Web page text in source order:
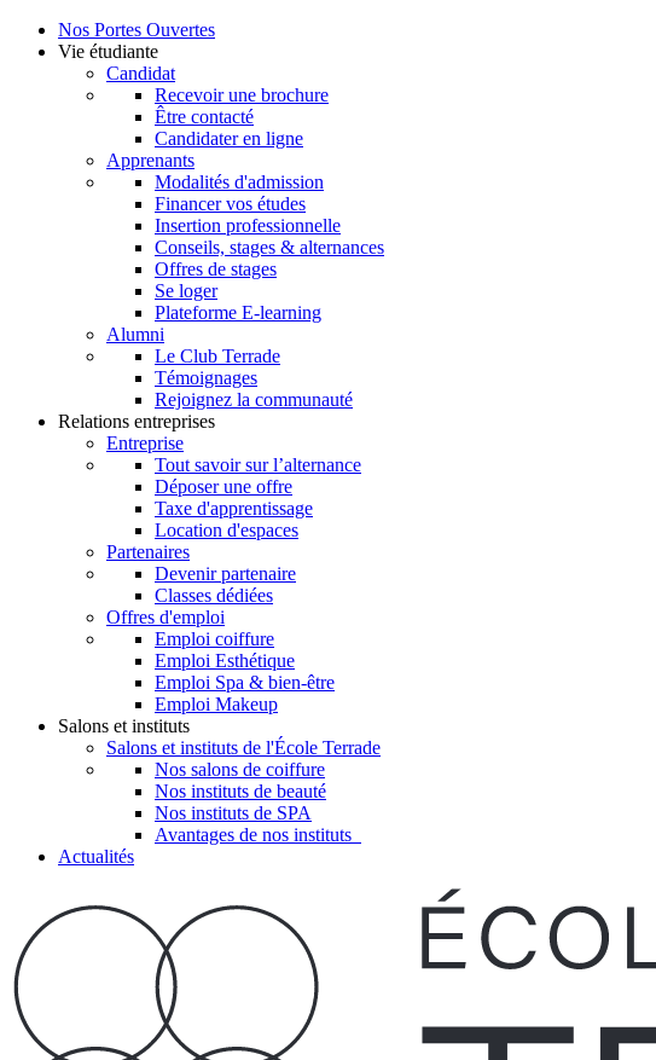
Nos Portes Ouvertes
Vie étudiante
Candidat
Recevoir une brochure
Être contacté
Candidater en ligne
Apprenants
Modalités d'admission
Financer vos études
Insertion professionnelle
Conseils, stages & alternances
Offres de stages
Se loger
Plateforme E-learning
Alumni
Le Club Terrade
Témoignages
Rejoignez la communauté
Relations entreprises
Entreprise
Tout savoir sur l’alternance
Déposer une offre
Taxe d'apprentissage
Location d'espaces
Partenaires
Devenir partenaire
Classes dédiées
Offres d'emploi
Emploi coiffure
Emploi Esthétique
Emploi Spa & bien-être
Emploi Makeup
Salons et instituts
Salons et instituts de l'École Terrade
Nos salons de coiffure
Nos instituts de beauté
Nos instituts de SPA
Avantages de nos instituts
Actualités